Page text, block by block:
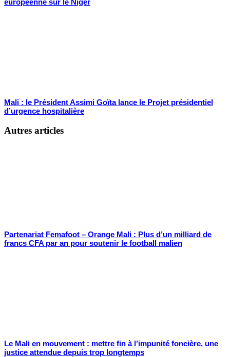
européenne sur le Niger
Mali : le Président Assimi Goïta lance le Projet présidentiel
d’urgence hospitalière
Autres articles
Partenariat Femafoot – Orange Mali : Plus d’un milliard de
francs CFA par an pour soutenir le football malien
Le Mali en mouvement : mettre fin à l’impunité foncière, une
justice attendue depuis trop longtemps